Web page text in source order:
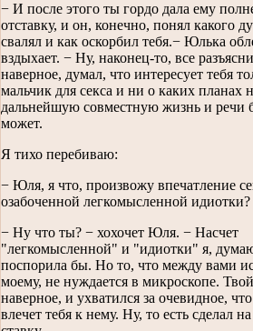
− И после этого ты гордо дала ему
отставку, и он, конечно, понял какого
свалял и как оскорбил тебя.− Юлька
вздыхает. − Ну, наконец-то, все
наверное, думал, что интересует тебя
мальчик для секса и ни о каких планах
дальнейшую совместную жизнь и речи
может.
Я тихо перебиваю:
− Юля, я что, произвожу впечатление
озабоченной легкомысленной идиотки?
− Ну что ты? − хохочет Юля. − Насчет
"легкомысленной" и "идиотки" я,
поспорила бы. Но то, что между вами
моему, не нуждается в микроскопе.
наверное, и ухватился за очевидное,
влечет тебя к нему. Ну, то есть сделал